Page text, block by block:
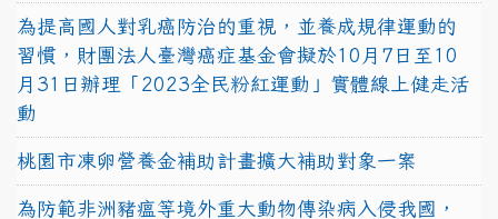
為提高國人對乳癌防治的重視，並養成規律運動的
習慣，財團法人臺灣癌症基金會擬於10月7日至10
月31日辦理「2023全民粉紅運動」實體線上健走活
動
桃園市凍卵營養金補助計畫擴大補助對象一案
為防範非洲豬瘟等境外重大動物傳染病入侵我國，